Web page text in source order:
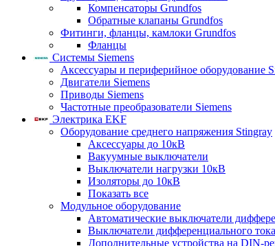
Компенсаторы Grundfos
Обратные клапаны Grundfos
Фитинги, фланцы, камлоки Grundfos
Фланцы
Системы Siemens
Аксессуары и периферийное оборудование
Двигатели Siemens
Приводы Siemens
Частотные преобразователи Siemens
Электрика EKF
Оборудование среднего напряжения Stingray
Аксессуары до 10кВ
Вакуумные выключатели
Выключатели нагрузки 10кВ
Изоляторы до 10кВ
Показать все
Модульное оборудование
Автоматические выключатели
Выключатели дифференциального
Дополнительные устройства на DIN-